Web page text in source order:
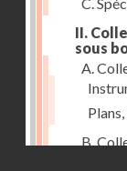
II.
sous
A.
B.